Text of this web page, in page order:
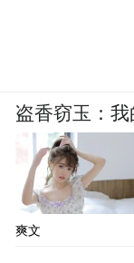
盗香窃玉：
爽文